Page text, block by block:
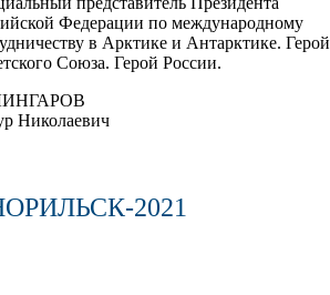
Федерации по международному
в Арктике и Антарктике. Герой
Союза. Герой России.
Николаевич
2021